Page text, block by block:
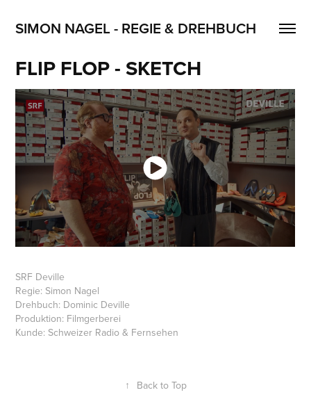
SIMON NAGEL - REGIE & DREHBUCH
FLIP FLOP - SKETCH
SRF Deville
Regie: Simon Nagel
Drehbuch: Dominic Deville
Produktion: Filmgerberei
Kunde: Schweizer Radio & Fernsehen
↑ Back to Top